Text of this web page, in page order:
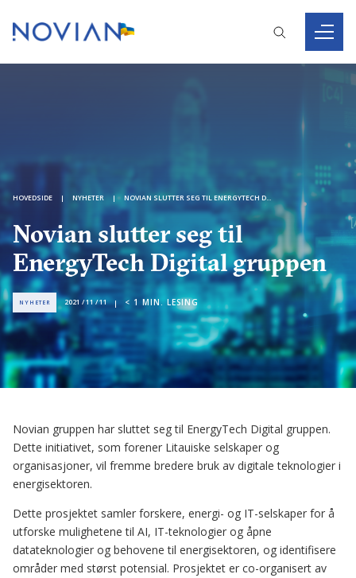
HOVEDSIDE NYHETER NOVIAN SLUTTER SEG TIL ENERGYTECH DIGITAL GRUPPEN
Novian slutter seg til
EnergyTech Digital gruppen
NYHETER 2021 / 11 / 11 < 1 MIN. LESING
Novian gruppen har sluttet seg til EnergyTech Digital gruppen.
Dette initiativet, som forener Litauiske selskaper og
organisasjoner, vil fremme bredere bruk av digitale teknologier i
energisektoren.
Dette prosjektet samler forskere, energi- og IT-selskaper for å
utforske mulighetene til AI, IT-teknologier og åpne
datateknologier og behovene til energisektoren, og identifisere
områder med størst potensial. Prosjektet er co-organisert av